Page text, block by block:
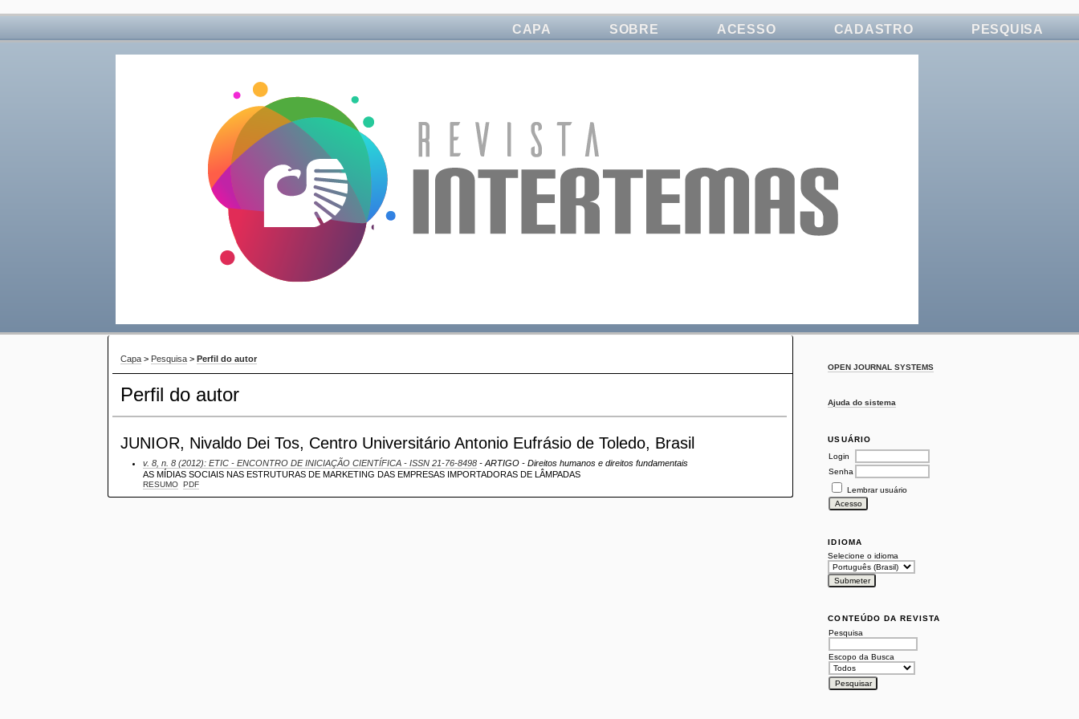
OPEN JOURNAL SYSTEMS
Ajuda do sistema
USUÁRIO
Login
Senha
Lembrar usuário
IDIOMA
Selecione o idioma
CONTEÚDO DA REVISTA
Pesquisa
Escopo da Busca
CAPA SOBRE ACESSO CADASTRO PESQUISA
Capa > Pesquisa >Perfil do autor
Perfil do autor
JUNIOR, Nivaldo Dei Tos, Centro Universitário Antonio Eufrásio de Toledo, Brasil
v. 8, n. 8 (2012): ETIC - ENCONTRO DE INICIAÇÃO CIENTÍFICA - ISSN 21-76-8498 - ARTIGO - Direitos humanos e direitos fundamentais
AS MÍDIAS SOCIAIS NAS ESTRUTURAS DE MARKETING DAS EMPRESAS IMPORTADORAS DE LÂMPADAS
RESUMO PDF